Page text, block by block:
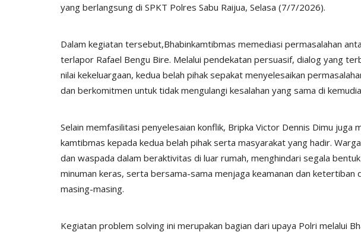
yang berlangsung di SPKT Polres Sabu Raijua, Selasa (7/7/2026).
Dalam kegiatan tersebut,Bhabinkamtibmas memediasi permasalahan
terlapor Rafael Bengu Bire. Melalui pendekatan persuasif, dialog yang
nilai kekeluargaan, kedua belah pihak sepakat menyelesaikan
dan berkomitmen untuk tidak mengulangi kesalahan yang sama di
Selain memfasilitasi penyelesaian konflik, Bripka Victor Dennis Dimu juga
kamtibmas kepada kedua belah pihak serta masyarakat yang hadir.
dan waspada dalam beraktivitas di luar rumah, menghindari segala
minuman keras, serta bersama-sama menjaga keamanan dan ketertiban
masing-masing.
Kegiatan problem solving ini merupakan bagian dari upaya Polri melalui
Sabu Timur
Polres Sabu Raijua Amankan Kegiatan
Humas Polres Sabu Raijua Apr 22, 2025 335
Dua
Humas Polres